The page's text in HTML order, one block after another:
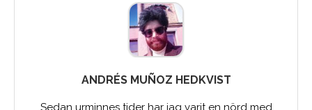
ANDRÉS MUÑOZ HEDKVIST
Sedan urminnes tider har jag varit en nörd med